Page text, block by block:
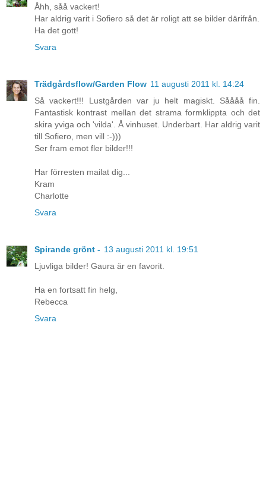
Åhh, såå vackert!
Har aldrig varit i Sofiero så det är roligt att se bilder därifrån.
Ha det gott!
Svara
Trädgårdsflow/Garden Flow 11 augusti 2011 kl. 14:24
Så vackert!!! Lustgården var ju helt magiskt. Såååå fin.
Fantastisk kontrast mellan det strama formklippta och det
skira yviga och 'vilda'. Å vinhuset. Underbart. Har aldrig varit
till Sofiero, men vill :-)))
Ser fram emot fler bilder!!!
Har förresten mailat dig...
Kram
Charlotte
Svara
Spirande grönt - 13 augusti 2011 kl. 19:51
Ljuvliga bilder! Gaura är en favorit.
Ha en fortsatt fin helg,
Rebecca
Svara